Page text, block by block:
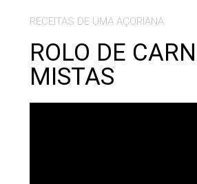
RECEITAS DE UMA AÇORIANA
ROLO DE
MISTAS